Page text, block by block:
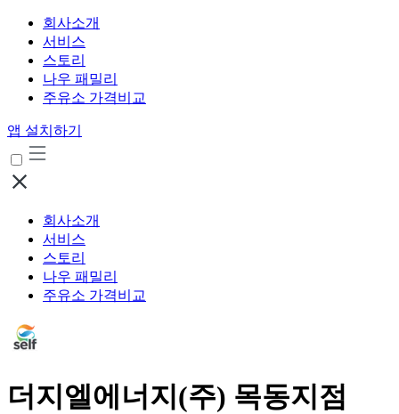
회사소개
서비스
스토리
나우 패밀리
주유소 가격비교
앱 설치하기
회사소개
서비스
스토리
나우 패밀리
주유소 가격비교
더지엘에너지(주) 목동지점